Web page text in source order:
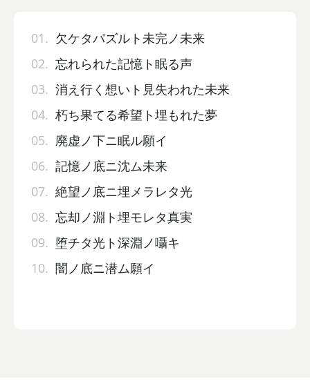
01. 欠ケタパズルト未完ノ未来
02. 忘れられた記憶ト眠る声
03. 消え行く想いト見失われた未来
04. 朽ち果てる希望ト埋もれた夢
05. 廃虚ノ下ニ眠ル願イ
06. 記憶ノ底ニ沈ム未来
07. 絶望ノ底ニ埋メラレタ光
08. 忘却ノ淵ト埋モレタ真実
09. 堕チタ光ト深淵ノ囁キ
10. 闇ノ底ニ潜ム願イ